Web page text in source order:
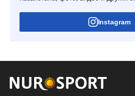
Instagram